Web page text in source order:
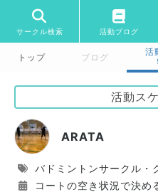
サークル検索 活動ブログ
トップ ブログ
活
活動ス
ARATA
バドミントンサークル・
コートの空き状況で決め